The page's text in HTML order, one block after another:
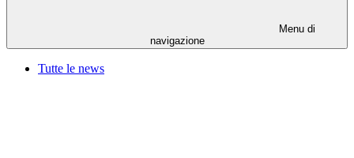
Menu di
navigazione
Tutte le news